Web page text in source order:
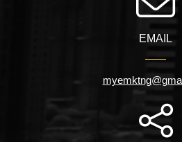
EMAIL